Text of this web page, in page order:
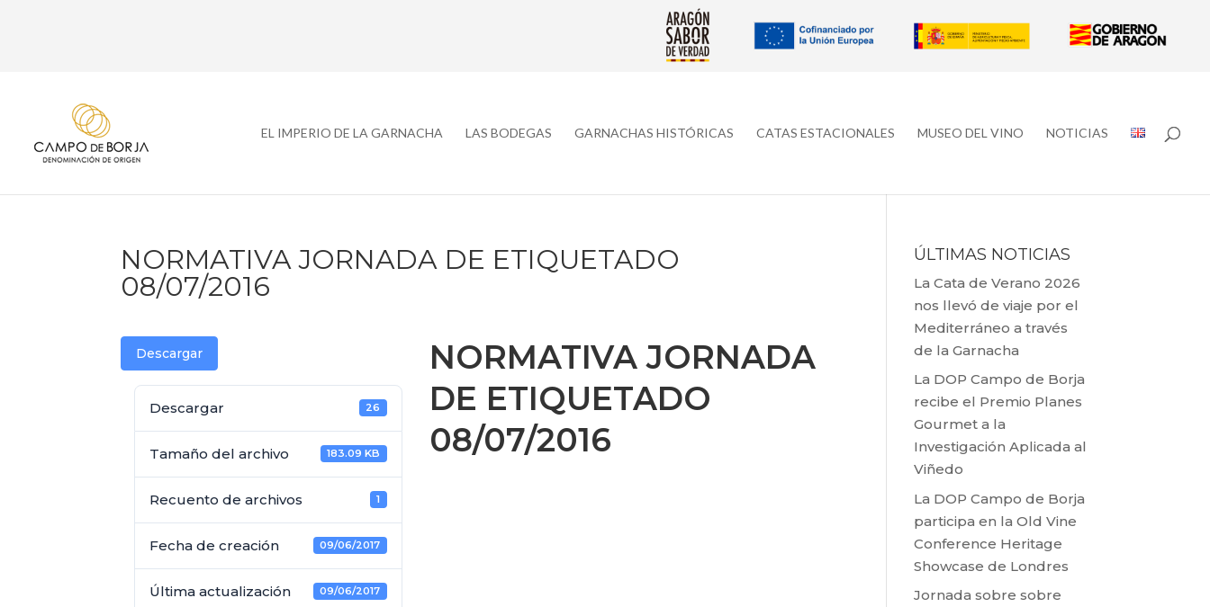
EL IMPERIO DE LA GARNACHA LAS BODEGAS GARNACHAS HISTÓRICAS CATAS ESTACIONALES MUSEO DEL VINO NOTICIAS
NORMATIVA JORNADA DE ETIQUETADO
08/07/2016
Descargar
Descargar 26
Tamaño del archivo 183.09 KB
Recuento de archivos 1
Fecha de creación 09/06/2017
Última actualización 09/06/2017
NORMATIVA JORNADA
DE ETIQUETADO
08/07/2016
ÚLTIMAS NOTICIAS
La Cata de Verano 2026
nos llevó de viaje por el
Mediterráneo a través
de la Garnacha
La DOP Campo de Borja
recibe el Premio Planes
Gourmet a la
Investigación Aplicada al
Viñedo
La DOP Campo de Borja
participa en la Old Vine
Conference Heritage
Showcase de Londres
Jornada sobre sobre